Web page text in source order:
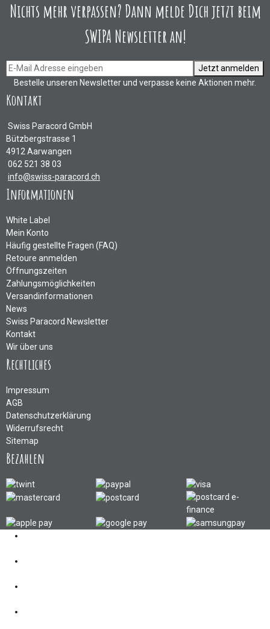
Nichts mehr verpassen? Dann melde Dich jetzt beim
SWIPA Newsletter an!
Jetzt anmelden
Bestelle unseren Newsletter und verpasse keine Aktionen mehr.
Kontakt
Swiss Paracord GmbH
Bützbergstrasse 1
4912 Aarwangen
062 521 38 03
info@swiss-paracord.ch
Informationen
White Label
Mein Konto
Häufig gestellte Fragen (FAQ)
Retoure anmelden
Öffnungszeiten
Zahlungsmöglichkeiten
Versandinformationen
News
Swiss Paracord Newsletter
Kontakt
Wir über uns
Rechtliches
Impressum
AGB
Datenschutzerklärung
Widerrufsrecht
Sitemap
Bezahlen